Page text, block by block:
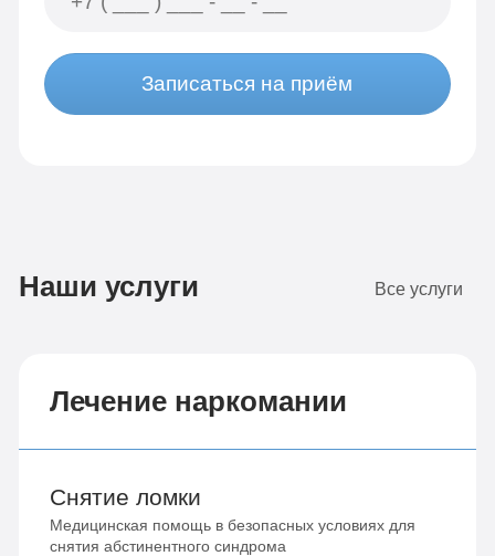
Записаться на приём
Наши услуги Все услуги
Лечение наркомании
Снятие ломки
Медицинская помощь в безопасных условиях для
снятия абстинентного синдрома